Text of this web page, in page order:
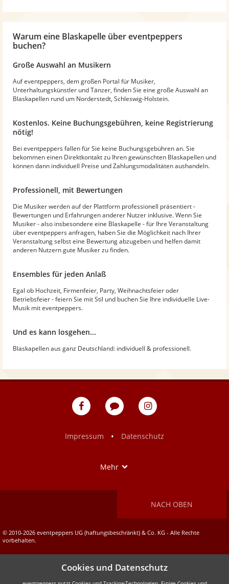
Warum eine Blaskapelle über eventpeppers
buchen?
Große Auswahl an Musikern
Auf eventpeppers, dem großen Portal für Musiker,
Unterhaltungskünstler und Tänzer, finden Sie eine große Auswahl an
Blaskapellen rund um Norderstedt, Schleswig-Holstein.
Kostenlos. Keine Buchungsgebühren, keine Registrierung
nötig!
Bei eventpeppers fallen für Sie keine Buchungsgebühren an. Sie
bekommen einen Direktkontakt zu Ihren gewünschten Blaskapellen und
können dann individuell Preise und Zahlungsmodalitäten aushandeln.
Professionell, mit Bewertungen
Die Musiker werden auf der Plattform professionell präsentiert -
Bewertungen und Erfahrungen anderer Nutzer inklusive. Wenn Sie
Musiker - also insbesondere eine Blaskapelle - für Ihre Veranstaltung
über eventpeppers anfragen, haben Sie die Möglichkeit nach Ihrer
Veranstaltung selbst eine Bewertung abzugeben und helfen damit
anderen Nutzern gute Musiker zu finden.
Ensembles für jeden Anlaß
Egal ob Hochzeit, Firmenfeier, Party, Weihnachtsfeier oder
Betriebsfeier - feiern Sie mit Stil und buchen Sie Ihre individuelle Live-
Musik mit eventpeppers.
Und es kann losgehen...
Blaskapellen aus ganz Deutschland: individuell & professionell.
eventpeppers
Blog
eventpeppers
Impressum
• Datenschutz
Mehr
NACH OBEN
© 2010-2026 eventpeppers UG (haftungsbeschränkt) & Co. KG - Alle Rechte
vorbehalten.
Cookies und Datenschutz